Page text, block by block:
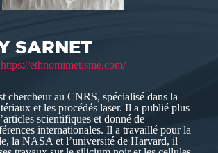
SARNET
https://ethnomimetisme.com/
chercheur au CNRS, spécialisé dans la
et les procédés laser. Il a publié plus
scientifiques et donné de
internationales. Il a travaillé pour la
la NASA et l’université de Harvard, il